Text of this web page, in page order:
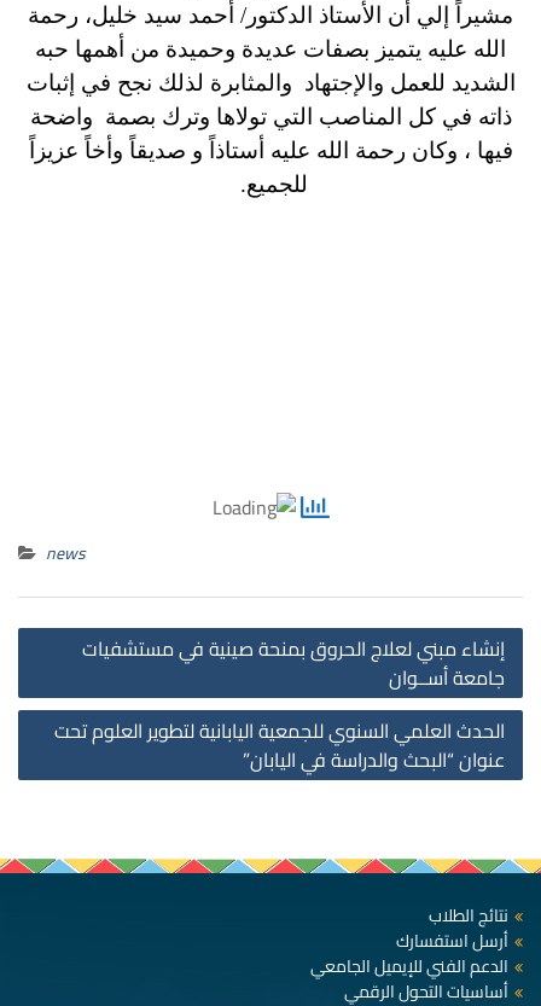
مشيراً إلي أن الأستاذ الدكتور/ أحمد سيد خليل، رحمة
الله عليه يتميز بصفات عديدة وحميدة من أهمها حبه
الشديد للعمل والإجتهاد والمثابرة لذلك نجح في إثبات
ذاته في كل المناصب التي تولاها وترك بصمة واضحة
فيها ، وكان رحمة الله عليه أستاذاً و صديقاً وأخاً عزيزاً
للجميع.
news
إنشاء مبني لعلاج الحروق بمنحة صينية في مستشفيات
جامعة أســوان
الحدث العلمي السنوي للجمعية اليابانية لتطوير العلوم تحت
عنوان “البحث والدراسة في اليابان”
نتائج الطلاب
أرسل استفسارك
الدعم الفني للإيميل الجامعي
أساسيات التحول الرقمي